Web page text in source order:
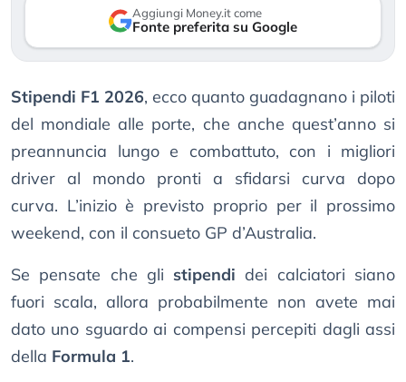
Aggiungi Money.it come
Fonte preferita su Google
Stipendi F1 2026, ecco quanto guadagnano i piloti
del mondiale alle porte, che anche quest’anno si
preannuncia lungo e combattuto, con i migliori
driver al mondo pronti a sfidarsi curva dopo
curva. L’inizio è previsto proprio per il prossimo
weekend, con il consueto GP d’Australia.
Se pensate che gli stipendi dei calciatori siano
fuori scala, allora probabilmente non avete mai
dato uno sguardo ai compensi percepiti dagli assi
della Formula 1.